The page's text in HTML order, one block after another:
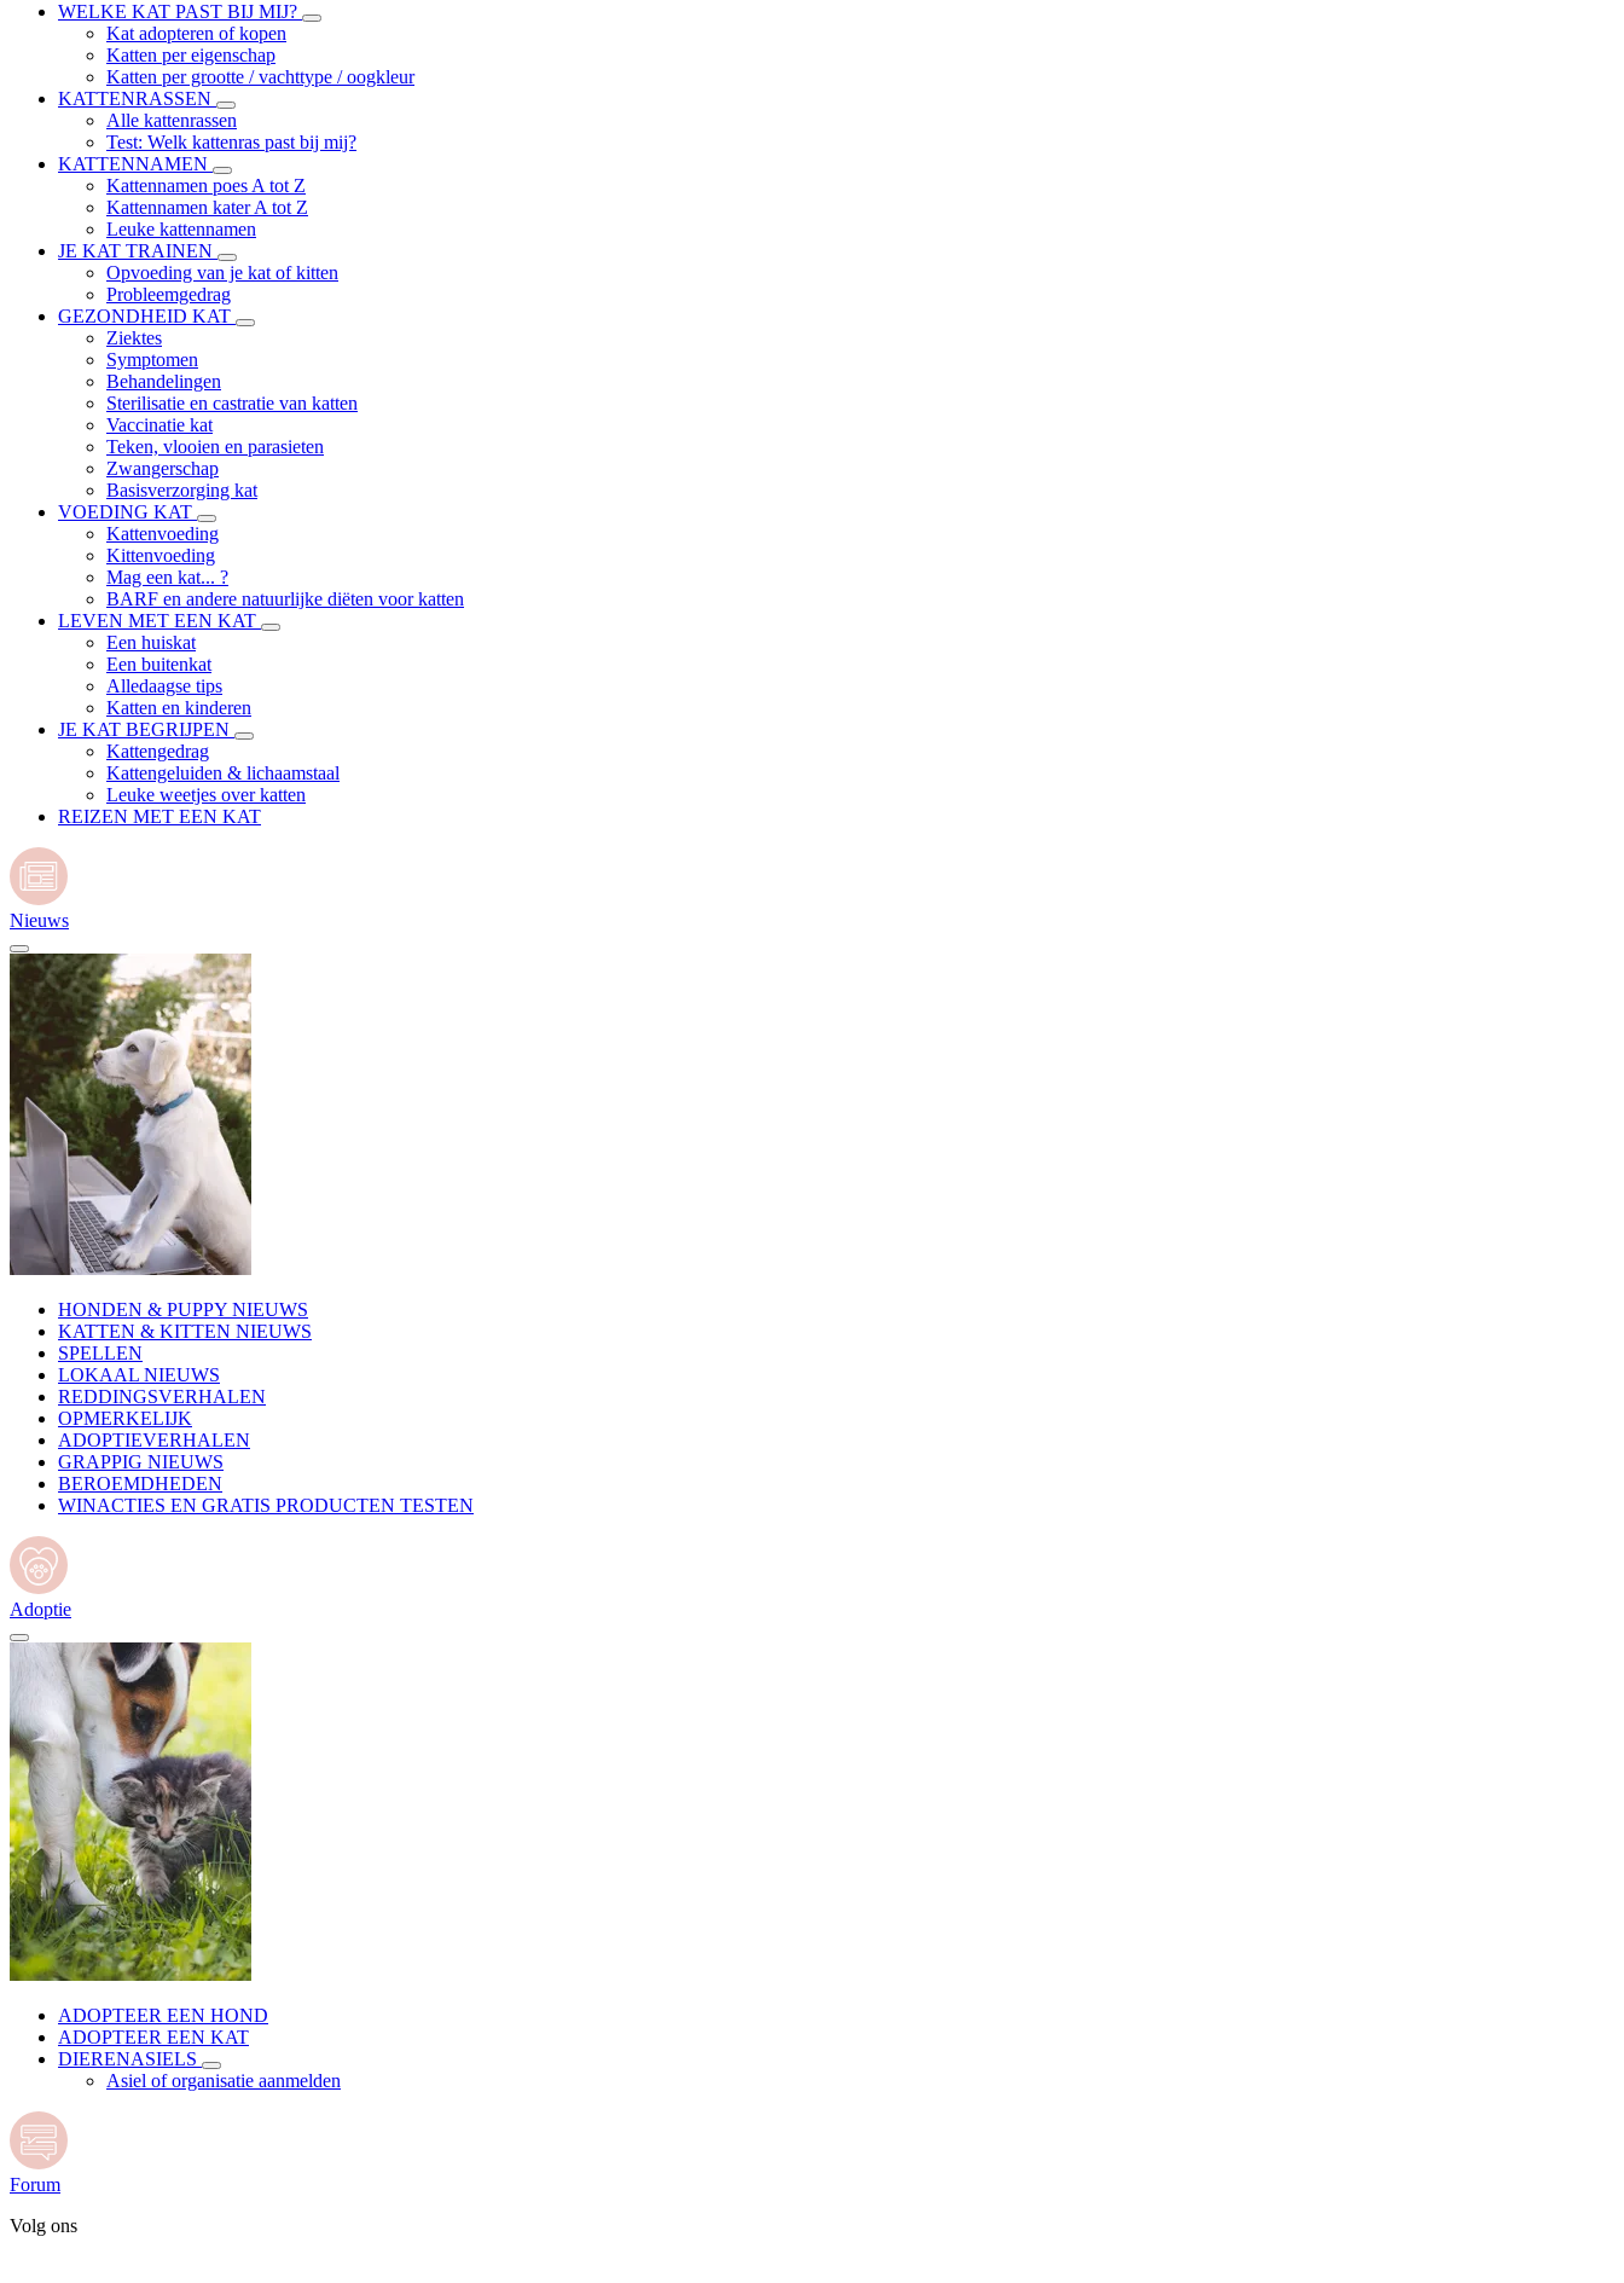
WELKE KAT PAST BIJ MIJ?
Kat adopteren of kopen
Katten per eigenschap
Katten per grootte / vachttype / oogkleur
KATTENRASSEN
Alle kattenrassen
Test: Welk kattenras past bij mij?
KATTENNAMEN
Kattennamen poes A tot Z
Kattennamen kater A tot Z
Leuke kattennamen
JE KAT TRAINEN
Opvoeding van je kat of kitten
Probleemgedrag
GEZONDHEID KAT
Ziektes
Symptomen
Behandelingen
Sterilisatie en castratie van katten
Vaccinatie kat
Teken, vlooien en parasieten
Zwangerschap
Basisverzorging kat
VOEDING KAT
Kattenvoeding
Kittenvoeding
Mag een kat... ?
BARF en andere natuurlijke diëten voor katten
LEVEN MET EEN KAT
Een huiskat
Een buitenkat
Alledaagse tips
Katten en kinderen
JE KAT BEGRIJPEN
Kattengedrag
Kattengeluiden & lichaamstaal
Leuke weetjes over katten
REIZEN MET EEN KAT
Nieuws
HONDEN & PUPPY NIEUWS
KATTEN & KITTEN NIEUWS
SPELLEN
LOKAAL NIEUWS
REDDINGSVERHALEN
OPMERKELIJK
ADOPTIEVERHALEN
GRAPPIG NIEUWS
BEROEMDHEDEN
WINACTIES EN GRATIS PRODUCTEN TESTEN
Adoptie
ADOPTEER EEN HOND
ADOPTEER EEN KAT
DIERENASIELS
Asiel of organisatie aanmelden
Forum
Volg ons